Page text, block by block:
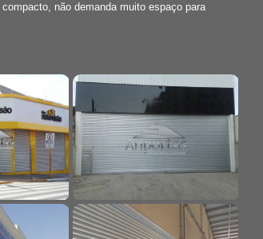
não demanda muito espaço para